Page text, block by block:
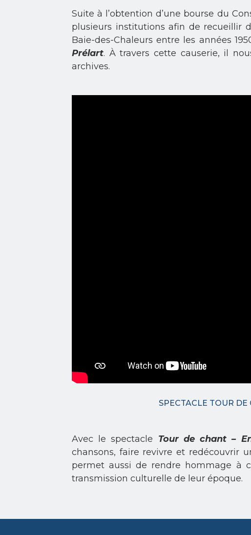
Suite à l’obtention d’une bourse du
plusieurs institutions afin de recueillir
Baie-des-Chaleurs entre les années
Prélart. À travers cette causerie, il
archives.
SPECTACLE TOUR DE
Avec le spectacle Tour de chant –
chansons, faire revivre et redécouvrir
permet aussi de rendre hommage à
transmission culturelle de leur époque.